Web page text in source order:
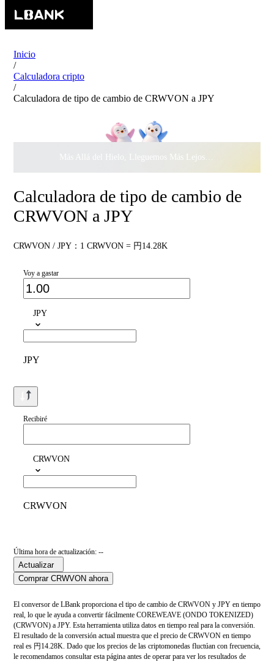
Inicio
/
Calculadora cripto
/
Calculadora de tipo de cambio de CRWVON a JPY
Más Allá del Hielo, Lleguemos Más Lejos Juntos ·
Calculadora de tipo de cambio de
CRWVON a JPY
CRWVON / JPY：1 CRWVON = 円14.28K
Voy a gastar
JPY
JPY
Recibiré
CRWVON
CRWVON
Última hora de actualización: --
Actualizar
Comprar CRWVON ahora
El conversor de LBank proporciona el tipo de cambio de CRWVON y JPY en tiempo
real, lo que le ayuda a convertir fácilmente COREWEAVE (ONDO TOKENIZED)
(CRWVON) a JPY. Esta herramienta utiliza datos en tiempo real para la conversión.
El resultado de la conversión actual muestra que el precio de CRWVON en tiempo
real es 円14.28K. Dado que los precios de las criptomonedas fluctúan con frecuencia,
le recomendamos consultar esta página antes de operar para ver los resultados de